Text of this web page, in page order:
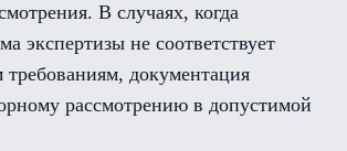
В случаях, когда
экспертизы не соответствует
документация
рассмотрению в допустимой